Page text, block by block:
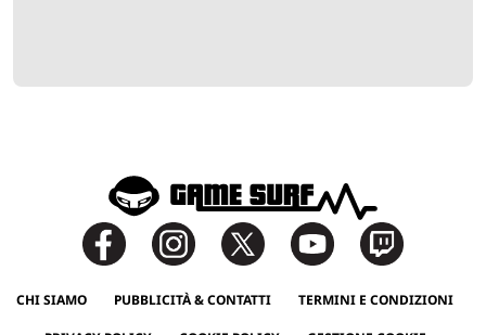
CHI SIAMO PUBBLICITÀ & CONTATTI TERMINI E CONDIZIONI